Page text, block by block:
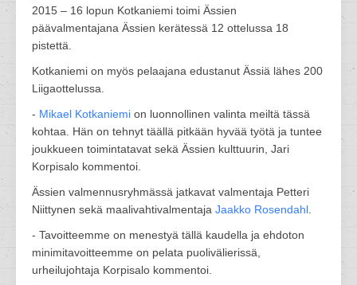
2015 – 16 lopun Kotkaniemi toimi Ässien
päävalmentajana Ässien kerätessä 12 ottelussa 18
pistettä.
Kotkaniemi on myös pelaajana edustanut Ässiä lähes 200
Liigaottelussa.
- Mikael Kotkaniemi on luonnollinen valinta meiltä tässä
kohtaa. Hän on tehnyt täällä pitkään hyvää työtä ja tuntee
joukkueen toimintatavat sekä Ässien kulttuurin, Jari
Korpisalo kommentoi.
Ässien valmennusryhmässä jatkavat valmentaja Petteri
Niittynen sekä maalivahtivalmentaja Jaakko Rosendahl
- Tavoitteemme on menestyä tällä kaudella ja ehdoton
minimitavoitteemme on pelata puolivälierissä,
urheilujohtaja Korpisalo kommentoi.